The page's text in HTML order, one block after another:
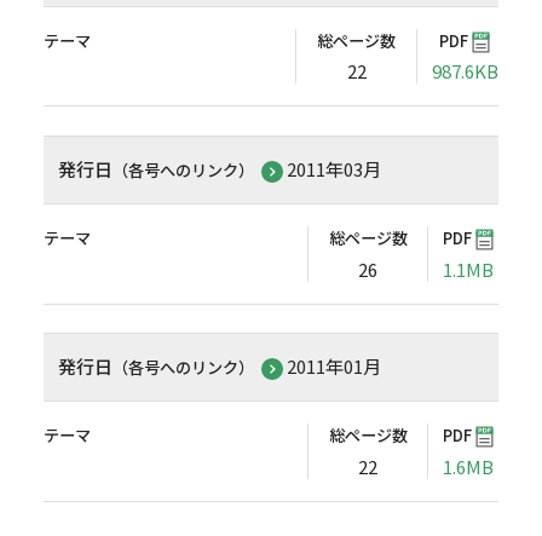
テーマ 総ページ数
22
PDF
987.6KB
発行日 （各号へのリンク） 2011年03月
テーマ 総ページ数
26
PDF
1.1MB
発行日 （各号へのリンク） 2011年01月
テーマ 総ページ数
22
PDF
1.6MB